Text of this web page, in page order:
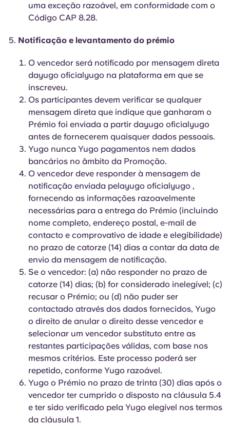
uma exceção razoável, em conformidade com o
Código CAP 8.28.
Notificação e levantamento do prémio
O vencedor será notificado por mensagem direta
dayugo oficialyugo na plataforma em que se
inscreveu.
Os participantes devem verificar se qualquer
mensagem direta que indique que ganharam o
Prémio foi enviada a partir dayugo oficialyugo
antes de fornecerem quaisquer dados pessoais.
Yugo nunca Yugo pagamentos nem dados
bancários no âmbito da Promoção.
O vencedor deve responder à mensagem de
notificação enviada pelayugo oficialyugo ,
fornecendo as informações razoavelmente
necessárias para a entrega do Prémio (incluindo
nome completo, endereço postal, e-mail de
contacto e comprovativo de idade e elegibilidade)
no prazo de catorze (14) dias a contar da data de
envio da mensagem de notificação.
Se o vencedor: (a) não responder no prazo de
catorze (14) dias; (b) for considerado inelegível; (c)
recusar o Prémio; ou (d) não puder ser
contactado através dos dados fornecidos, Yugo
o direito de anular o direito desse vencedor e
selecionar um vencedor substituto entre as
restantes participações válidas, com base nos
mesmos critérios. Este processo poderá ser
repetido, conforme Yugo razoável.
Yugo o Prémio no prazo de trinta (30) dias após o
vencedor ter cumprido o disposto na cláusula 5.4
e ter sido verificado pela Yugo elegível nos termos
da cláusula 1.